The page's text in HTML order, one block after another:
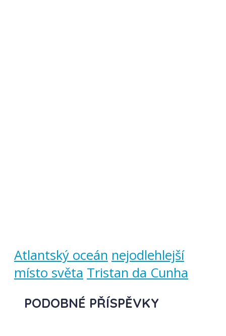
Atlantský oceán nejodlehlejší
místo světa Tristan da Cunha
PODOBNÉ PŘÍSPĚVKY